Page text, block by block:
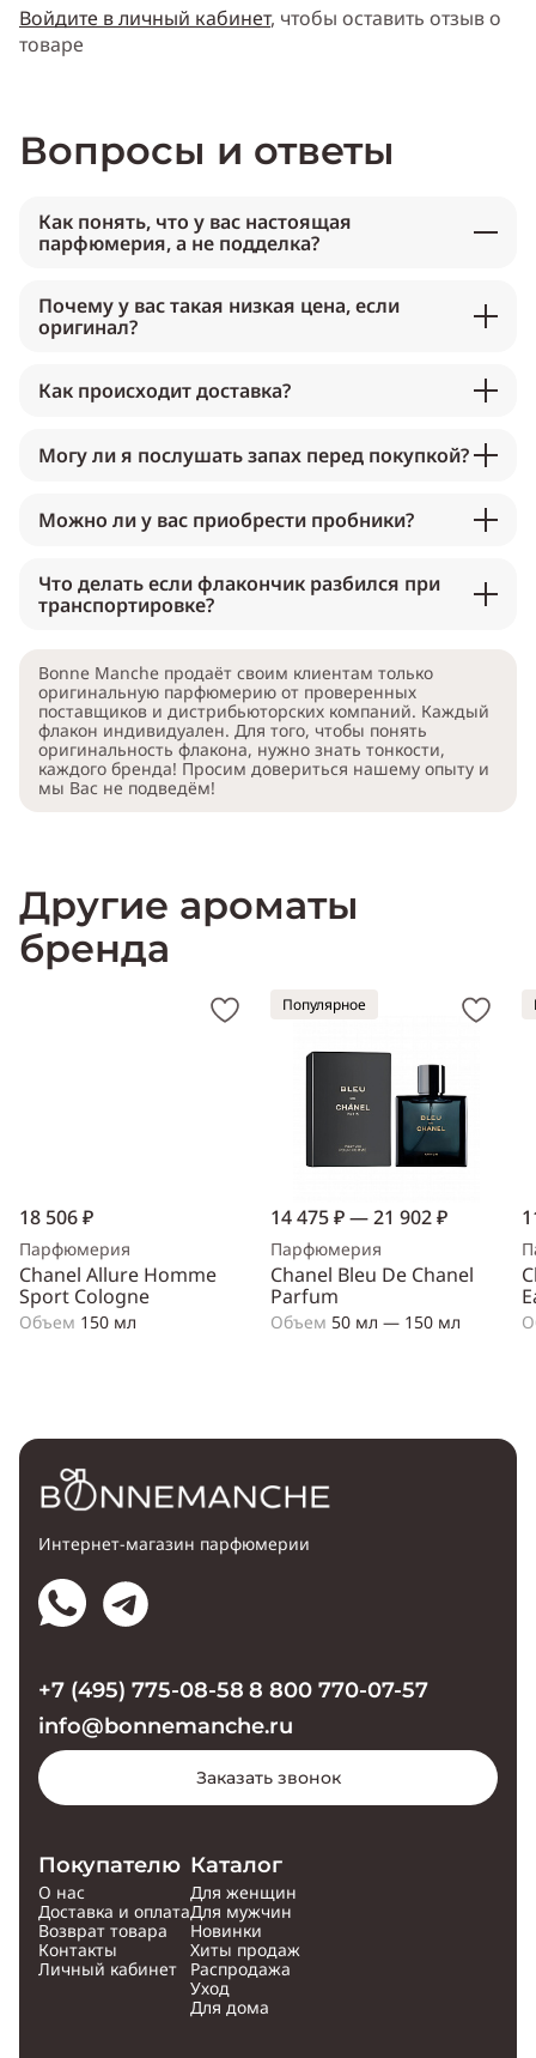
Войдите в личный кабинет, чтобы оставить отзыв о
товаре
Вопросы и ответы
Как понять, что у вас настоящая
парфюмерия, а не подделка?
Почему у вас такая низкая цена, если
оригинал?
Как происходит доставка?
Могу ли я послушать запах перед покупкой?
Можно ли у вас приобрести пробники?
Что делать если флакончик разбился при
транспортировке?
Bonne Manche продаёт своим клиентам только
оригинальную парфюмерию от проверенных
поставщиков и дистрибьюторских компаний. Каждый
флакон индивидуален. Для того, чтобы понять
оригинальность флакона, нужно знать тонкости,
каждого бренда! Просим довериться нашему опыту и
мы Вас не подведём!
Другие ароматы
бренда
18 506 ₽
Парфюмерия
Chanel Allure Homme
Sport Cologne
Объем 150 мл
Популярное
14 475 ₽ — 21 902 ₽
Парфюмерия
Chanel Bleu De Chanel
Parfum
Объем 50 мл — 150 мл
Интернет-магазин парфюмерии
Покупателю
О нас
Доставка и оплата
Возврат товара
Контакты
Личный кабинет
Каталог
Для женщин
Для мужчин
Новинки
Хиты продаж
Распродажа
Уход
Для дома
+7 (495) 775-08-58 8 800 770-07-57
info@bonnemanche.ru
Заказать звонок